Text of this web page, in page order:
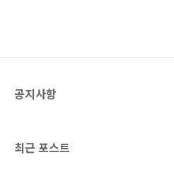
공지사항
최근 포스트